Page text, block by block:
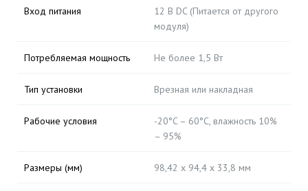
Вход питания
12 В DC (Питается от другого
модуля)
Потребляемая мощность Не более 1,5 Вт
Тип установки Врезная или накладная
Рабочие условия
-20°C – 60°C, влажность 10%
– 95%
Размеры (мм) 98,42 х 94,4 х 33,8 мм